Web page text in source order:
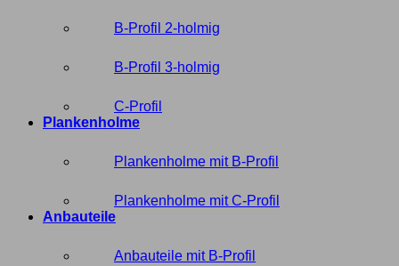
B-Profil 2-holmig
B-Profil 3-holmig
C-Profil
Plankenholme
Plankenholme mit B-Profil
Plankenholme mit C-Profil
Anbauteile
Anbauteile mit B-Profil